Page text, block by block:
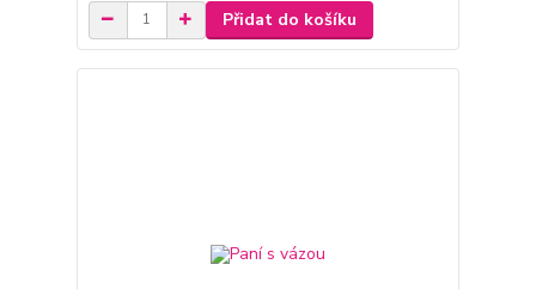
Přidat do košíku